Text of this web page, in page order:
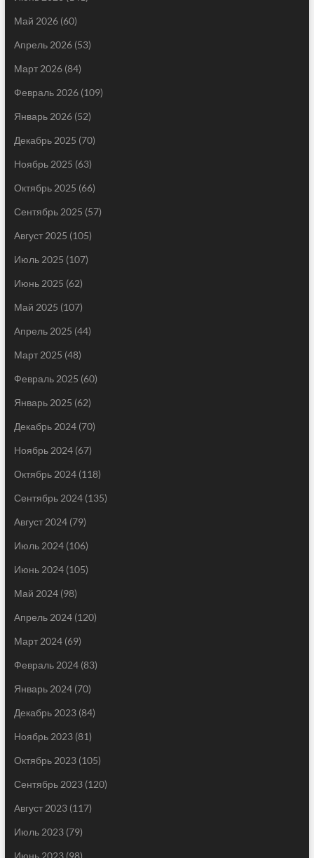
Май 2026(60)
Апрель 2026(53)
Март 2026(84)
Февраль 2026(109)
Январь 2026(52)
Декабрь 2025 (70)
Ноябрь 2025 (63)
Октябрь 2025 (66)
Сентябрь 2025 (57)
Август 2025 (105)
Июль 2025 (107)
Июнь 2025 (62)
Май 2025 (107)
Апрель 2025 (44)
Март 2025 (48)
Февраль 2025 (60)
Январь 2025 (62)
Декабрь 2024(70)
Ноябрь 2024(67)
Октябрь 2024(118)
Сентябрь 2024(135)
Август 2024(79)
Июль 2024(106)
Июнь 2024(105)
Май 2024(98)
Апрель 2024(120)
Март 2024(69)
Февраль 2024(83)
Январь 2024(70)
Декабрь 2023(84)
Ноябрь 2023(81)
Октябрь 2023(105)
Сентябрь 2023(120)
Август 2023(117)
Июль 2023(79)